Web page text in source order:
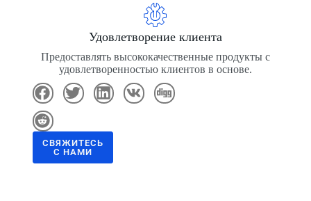
Удовлетворение клиента
Предоставлять высококачественные продукты с
удовлетворенностью клиентов в основе.
СВЯЖИТЕСЬ
С НАМИ